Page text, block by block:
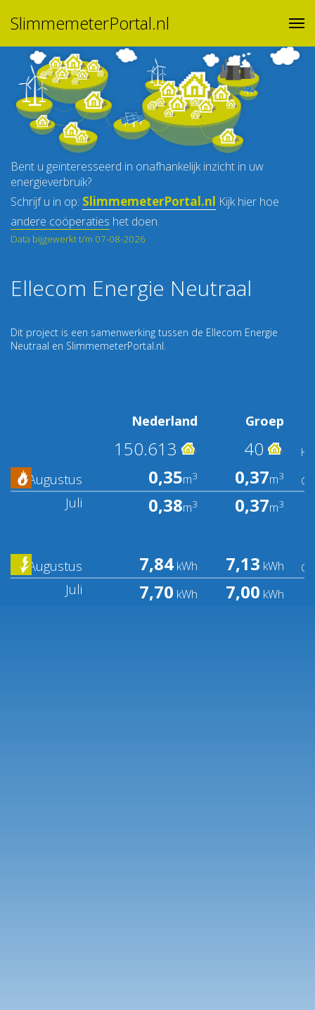
SlimmemeterPortal.nl
Bent u geïnteresseerd in onafhankelijk inzicht in uw
energieverbruik?
Schrijf u in op: SlimmemeterPortal.nl Kijk hier hoe
andere coöperaties het doen.
Data bijgewerkt t/m 07-08-2026
Ellecom Energie Neutraal
Dit project is een samenwerking tussen de Ellecom Energie
Nederland Groep
150.613 40
Augustus 0,35m3 0,37m3
Juli 0,38m3 0,37m3
Augustus 7,84 kWh 7,13 kWh
Juli 7,70 kWh 7,00 kWh